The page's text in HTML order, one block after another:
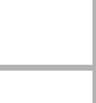
מבוא ... 9